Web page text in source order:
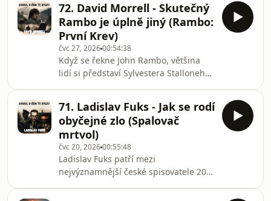
jazyk a začala psát francouzsky. Právě
díky tomu vznikla jedna z
nejvýznamnějších evropských
literárních tvorb druhé poloviny
dvacátého století.V této epizodě se
podíváme na její život od dětství přes
dramatickou emigraci až po nečekaný
literární
72. David Morrell - Skutečný
Rambo je úplně jiný (Rambo:
První Krev)
čvc 27, 202600:54:38
Když se řekne John Rambo, většina
lidí si představí Sylvestera Stalloneho
kroku. Jenže původní knižní Rambo je
úplně jiný. A stejně tak i jeho autor
David Morrell.V této epizodě se
podíváme na život kanadského
spisovatele, který výrazně ovlivnil
podobu moderního thrilleru,
představíme si jeho nejznámější knihy
71. Ladislav Fuks - Jak se rodí
obyčejné zlo (Spalovač
mrtvol)
čvc 20, 202600:55:48
Ladislav Fuks patří mezi
nejvýznamnější české spisovatele 20.